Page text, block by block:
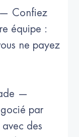
— Confiez
équipe :
ne payez
—
par
des